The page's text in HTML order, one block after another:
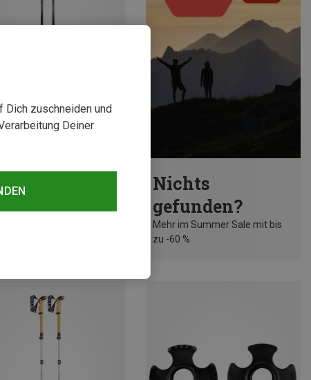
Nichts
gefunden?
Mehr im Summer Sale mit bis
zu -60 %
Dich zuschneiden und
Deiner